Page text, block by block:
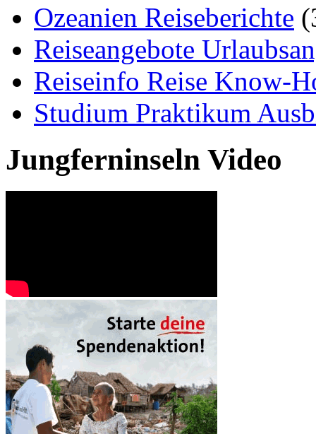
Ozeanien Reiseberichte
Reiseangebote
Reiseinfo Reise Know-
Studium Praktikum
Jungferninseln Video